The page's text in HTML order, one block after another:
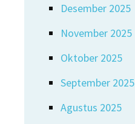
Desember 2025
November 2025
Oktober 2025
September 2025
Agustus 2025